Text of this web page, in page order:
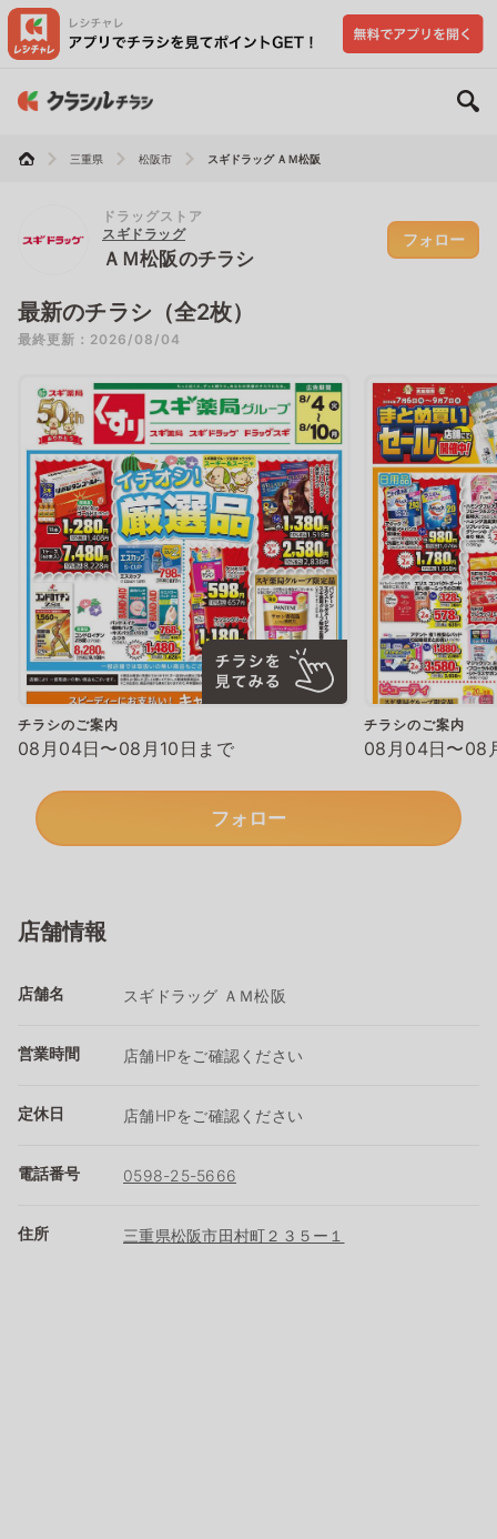
三重県 松阪市 スギドラッグ ＡＭ松阪
ドラッグストア
スギドラッグ
ＡＭ松阪のチラシ
フォロー
最新のチラシ（全2枚）
最終更新：2026/08/04
チラシのご案内
08月04日〜08月10日まで
チラシのご案内
08月04日〜08
フォロー
店舗情報
店舗名 スギドラッグ ＡＭ松阪
営業時間 店舗HPをご確認ください
定休日 店舗HPをご確認ください
電話番号 0598-25-5666
住所 三重県松阪市田村町２３５ー１